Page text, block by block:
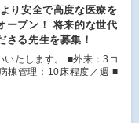
り安全で高度な医療を
ープン！ 将来的な世代
さる先生を募集！
いたします。 ■外来：3コ
棟管理：10床程度／週 ■